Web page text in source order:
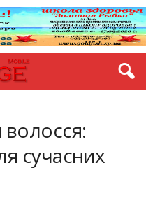
сучасних